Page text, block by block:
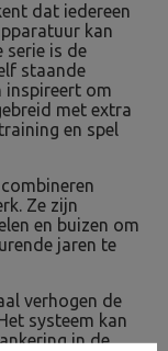
dat iedereen
kan
serie is de
staande
inspireert om
met extra
en spel
Ze zijn
en buizen om
jaren te
verhogen de
systeem kan
in de